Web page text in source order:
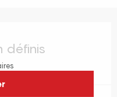
définis